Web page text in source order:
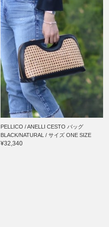
PELLICO / ANELLI CESTO バッグ
BLACK/NATURAL / サイズ ONE SIZE
¥32,340